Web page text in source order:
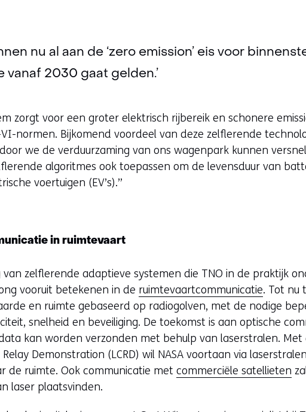
nu al aan de ‘zero emission’ eis voor
vanaf 2030 gaat gelden.’
zorgt voor een groter elektrisch rijbereik en schonere
normen. Bijkomend voordeel van deze zelflerende
we de verduurzaming van ons wagenpark kunnen
algoritmes ook toepassen om de levensduur van
voertuigen (EV’s).”
in ruimtevaart
zelflerende adaptieve systemen die TNO in de praktijk
vooruit betekenen in de ruimtevaartcommunicatie. Tot nu
en ruimte gebaseerd op radiogolven, met de nodige
snelheid en beveiliging. De toekomst is aan optische
kan worden verzonden met behulp van laserstralen. Met
Demonstration (LCRD) wil NASA voortaan via
de ruimte. Ook communicatie metcommerciële satellieten
laser plaatsvinden.